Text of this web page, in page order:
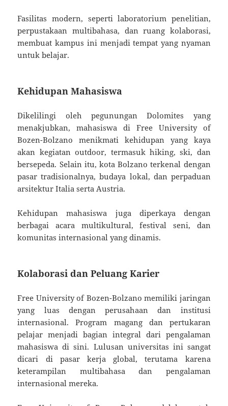
Fasilitas modern, seperti laboratorium penelitian,
perpustakaan multibahasa, dan ruang kolaborasi,
membuat kampus ini menjadi tempat yang nyaman
untuk belajar.
Kehidupan Mahasiswa
Dikelilingi oleh pegunungan Dolomites yang
menakjubkan, mahasiswa di Free University of
Bozen-Bolzano menikmati kehidupan yang kaya
akan kegiatan outdoor, termasuk hiking, ski, dan
bersepeda. Selain itu, kota Bolzano terkenal dengan
pasar tradisionalnya, budaya lokal, dan perpaduan
arsitektur Italia serta Austria.
Kehidupan mahasiswa juga diperkaya dengan
berbagai acara multikultural, festival seni, dan
komunitas internasional yang dinamis.
Kolaborasi dan Peluang Karier
Free University of Bozen-Bolzano memiliki jaringan
yang luas dengan perusahaan dan institusi
internasional. Program magang dan pertukaran
pelajar menjadi bagian integral dari pengalaman
mahasiswa di sini. Lulusan universitas ini sangat
dicari di pasar kerja global, terutama karena
keterampilan multibahasa dan pengalaman
internasional mereka.